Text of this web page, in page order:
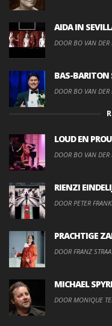
AIDA IN
DOOR BO VAN DER
BAS-BARITON
DOOR BO VAN DER
LOUD EN
DOOR BO VAN DER
RIENZI
DOOR PETER
PRACHTIGE
DOOR FRANZ
MICHAEL
DOOR MONIQUE